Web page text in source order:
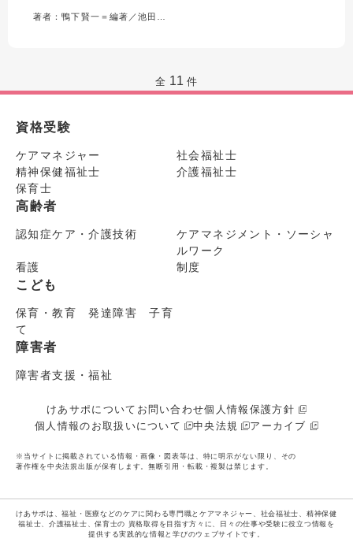
全 11 件
資格受験
ケアマネジャー
社会福祉士
精神保健福祉士
介護福祉士
保育士
高齢者
認知症ケア・介護技術
ケアマネジメント・ソーシャ
ルワーク
看護
制度
こども
保育・教育 発達障害 子育
て
障害者
障害者支援・福祉
けあサポについて お問い合わせ個人情報保護方針
個人情報のお取扱いについて
中央法規 アーカイブ
※当サイトに掲載されている情報・画像・図表等は、特に明示がない限り、その
著作権を中央法規出版が保有します。無断引用・転載・複製は禁じます。
けあサポは、福祉・医療などのケアに関わる専門職とケアマネジャー、社会福祉士、精神保健
福祉士、介護福祉士、保育士の 資格取得を目指す方々に、日々の仕事や受験に役立つ情報を
提供する実践的な情報と学びのウェブサイトです。